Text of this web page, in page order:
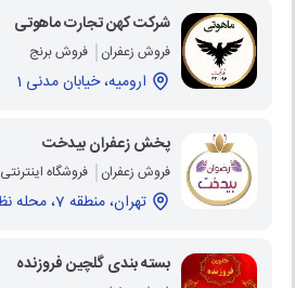
شرکت کهن تجارت ماهوتی
فروش زعفران فروش برنج
ارومیه، خیابان مدنی 1
پخش زعفران بیدخت
فروش زعفران فروشگاه اینترنتی
تهران، منطقه 7، محله نظام آباد، تهرانپارس
بسته بندی گلچین فروزنده